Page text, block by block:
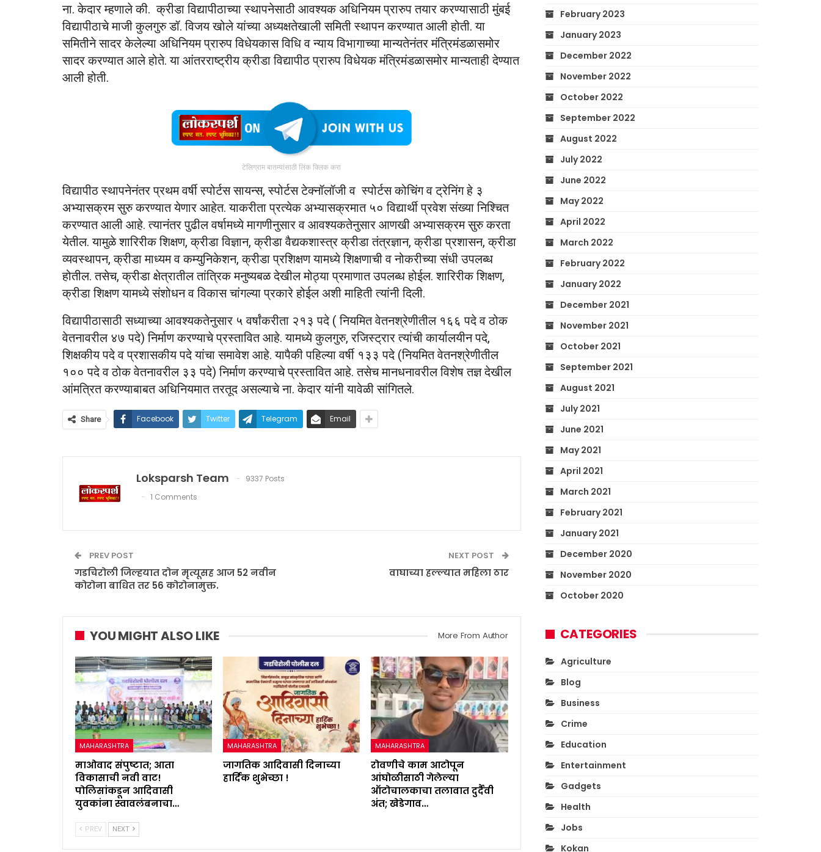
ना. केदार म्हणाले की. क्रीडा विद्यापीठाच्या स्थापनेसाठी आवश्यक अधिनियम प्रारुप तयार करण्यासाठी मुंबई
विद्यापीठाचे माजी कुलगुरु डॉ. विजय खोले यांच्या अध्यक्षतेखाली समिती स्थापन करण्यात आली होती. या
समितीने सादर केलेल्या अधिनियम प्रारुप विधेयकास विधि व न्याय विभागाच्या मान्यतेनंतर मंत्रिमंडळासमोर
सादर करण्यात आले होते. या आंतरराष्ट्रीय क्रीडा विद्यापीठ प्रारुप विधेयक मंत्रिमंडळासमोर मान्यताही देण्यात
आली होती.
टेलिग्राम बातम्यांसाठी लिंक क्लिक करा
विद्यापीठ स्थापनेनंतर प्रथम वर्षी स्पोर्टस सायन्स, स्पोर्टस टेक्नॉलॉजी व स्पोर्टस कोचिंग व ट्रेनिंग हे ३
अभ्यासक्रम सुरु करण्यात येणार आहेत. याकरीता प्रत्येक अभ्यासक्रमात ५० विद्यार्थी प्रवेश संख्या निश्चित
करण्यात आली आहे. त्यानंतर पुढील वर्षामध्ये मागणीनुसार व आवश्यकतेनुसार आणखी अभ्यासक्रम सुरु करता
येतील. यामुळे शारिरीक शिक्षण, क्रीडा विज्ञान, क्रीडा वैद्यकशास्त्र क्रीडा तंत्रज्ञान, क्रीडा प्रशासन, क्रीडा
व्यवस्थापन, क्रीडा माध्यम व कम्युनिकेशन, क्रीडा प्रशिक्षण यामध्ये शिक्षणाची व नोकरीच्या संधी उपलब्ध
होतील. तसेच, क्रीडा क्षेत्रातील तांत्रिक मनुष्यबळ देखील मोठ्या प्रमाणात उपलब्ध होईल. शारिरीक शिक्षण,
क्रीडा शिक्षण यामध्ये संशोधन व विकास चांगल्या प्रकारे होईल अशी माहिती त्यांनी दिली.
विद्यापीठासाठी सध्याच्या आवश्यकतेनुसार ५ वर्षांकरीता २१३ पदे ( नियमित वेतनश्रेणीतील १६६ पदे व ठोक
वेतनावरील ४७ पदे) निर्माण करण्याचे प्रस्तावित आहे. यामध्ये कुलगुरु, रजिस्ट्रार त्यांची कार्यालयीन पदे,
शिक्षकीय पदे व प्रशासकीय पदे यांचा समावेश आहे. यापैकी पहिल्या वर्षी १३३ पदे (नियमित वेतनश्रेणीतील
१०० पदे व ठोक वेतनावरील ३३ पदे) निर्माण करण्याचे प्रस्तावित आहे. तसेच मानधनावरील विशेष तज्ञ देखील
आंमत्रित करण्याबाबत अधिनियमात तरतूद असल्याचे ना. केदार यांनी यावेळी सांगितले.
Share Facebook Twitter Telegram Email
Loksparsh Team
9337 Posts
1 Comments
PREV POST
गडचिरोली जिल्हयात दोन मृत्यूसह आज 52 नवीन
कोरोना बाधित तर 56 कोरोनामुक्त.
NEXT POST
वाघाच्या हल्ल्यात महिला ठार
YOU MIGHT ALSO LIKE More From Author
MAHARASHTRA
माओवाद संपुष्टात; आता
विकासाची नवी वाट!
पोलिसांकडून आदिवासी
युवकांना स्वावलंबनाचा…
MAHARASHTRA
जागतिक आदिवासी दिनाच्या
हार्दिक शुभेच्छा !
MAHARASHTRA
रोवणीचे काम आटोपून
आंघोळीसाठी गेलेल्या
ऑटोचालकाचा तलावात दुर्दैवी
अंत; खेडेगाव…
PREV NEXT
February 2023
January 2023
December 2022
November 2022
October 2022
September 2022
August 2022
July 2022
June 2022
May 2022
April 2022
March 2022
February 2022
January 2022
December 2021
November 2021
October 2021
September 2021
August 2021
July 2021
June 2021
May 2021
April 2021
March 2021
February 2021
January 2021
December 2020
November 2020
October 2020
CATEGORIES
Agriculture
Blog
Business
Crime
Education
Entertainment
Gadgets
Health
Jobs
Kokan